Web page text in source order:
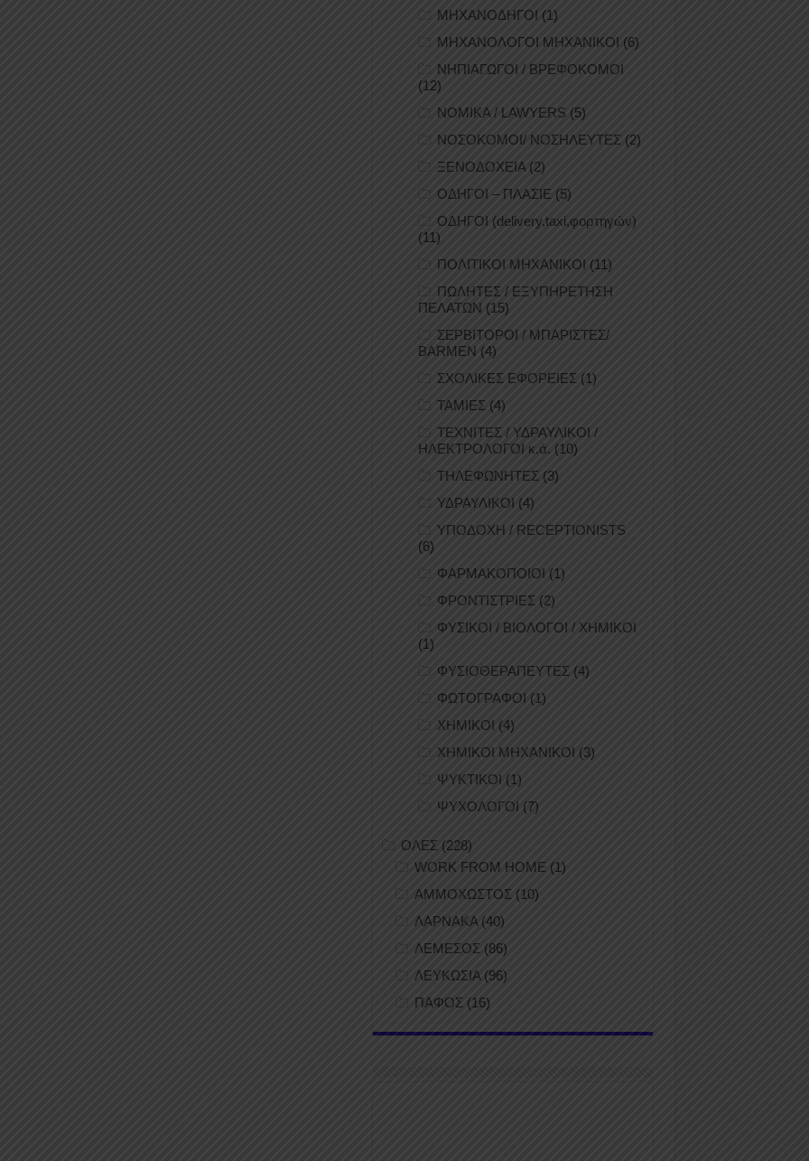
ΜΗΧΑΝΟΔΗΓΟΙ (1)
ΜΗΧΑΝΟΛΟΓΟΙ ΜΗΧΑΝΙΚΟΙ (6)
ΝΗΠΙΑΓΩΓΟΙ / ΒΡΕΦΟΚΟΜΟΙ
(12)
ΝΟΜΙΚΑ / LAWYERS (5)
ΝΟΣΟΚΟΜΟΙ/ ΝΟΣΗΛΕΥΤΕΣ (2)
ΞΕΝΟΔΟΧΕΙΑ(2)
ΟΔΗΓΟΙ – ΠΛΑΣΙΕ (5)
ΟΔΗΓΟΙ (delivery,taxi,φορτηγών)
(11)
ΠΟΛΙΤΙΚΟΙ ΜΗΧΑΝΙΚΟΙ (11)
ΠΩΛΗΤΕΣ / ΕΞΥΠΗΡΕΤΗΣΗ
ΠΕΛΑΤΩΝ (15)
ΣΕΡΒΙΤΟΡΟΙ / ΜΠΑΡΙΣΤΕΣ/
BARMEN (4)
ΣΧΟΛΙΚΕΣ ΕΦΟΡΕΙΕΣ (1)
ΤΑΜΙΕΣ (4)
ΤΕΧΝΙΤΕΣ / ΥΔΡΑΥΛΙΚΟΙ /
ΗΛΕΚΤΡΟΛΟΓΟΙ κ.ά. (10)
ΤΗΛΕΦΩΝΗΤΕΣ (3)
ΥΔΡΑΥΛΙΚΟΙ (4)
ΥΠΟΔΟΧΗ / RECEPTIONISTS
(6)
ΦΑΡΜΑΚΟΠΟΙΟΙ (1)
ΦΡΟΝΤΙΣΤΡΙΕΣ (2)
ΦΥΣΙΚΟΙ / ΒΙΟΛΟΓΟΙ / ΧΗΜΙΚΟΙ
(1)
ΦΥΣΙΟΘΕΡΑΠΕΥΤΕΣ (4)
ΦΩΤΟΓΡΑΦΟΙ (1)
ΧΗΜΙΚΟΙ (4)
ΧΗΜΙΚΟΙ ΜΗΧΑΝΙΚΟΙ (3)
ΨΥΚΤΙΚΟΙ (1)
ΨΥΧΟΛΟΓΟΙ (7)
ΟΛΕΣ (228)
WORK FROM HOME (1)
ΑΜΜΟΧΩΣΤΟΣ (10)
ΛΑΡΝΑΚΑ (40)
ΛΕΜΕΣΟΣ (86)
ΛΕΥΚΩΣΙΑ(96)
ΠΑΦΟΣ (16)